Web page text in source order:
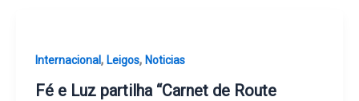
Internacional, Leigos, Noticias
Fé e Luz partilha “Carnet de Route